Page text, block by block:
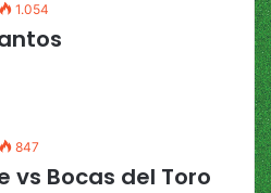
1.054
847
vs Bocas del Toro